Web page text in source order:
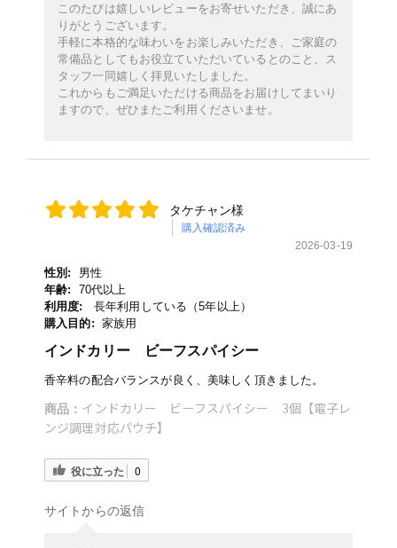
このたびは嬉しいレビューをお寄せいただき、誠にあ
りがとうございます。
手軽に本格的な味わいをお楽しみいただき、ご家庭の
常備品としてもお役立ていただいているとのこと、ス
タッフ一同嬉しく拝見いたしました。
これからもご満足いただける商品をお届けしてまいり
ますので、ぜひまたご利用くださいませ。
タケチャン様
購入確認済み
2026-03-19
性別:
男性
年齢:
70代以上
利用度:
長年利用している（5年以上）
購入目的: 家族用
インドカリー ビーフスパイシー
香辛料の配合バランスが良く、美味しく頂きました。
商品： インドカリー ビーフスパイシー 3個【電子レ
ンジ調理対応パウチ】
役に立った 0
サイトからの返信